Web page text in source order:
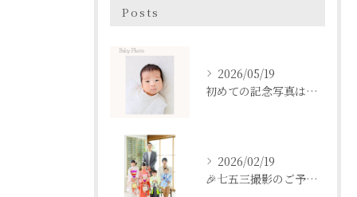
Posts
2026/05/19
初めての記念写真はは、DEAR STUDIOで。
2026/02/19
🎉七五三撮影のご予約をご検討中の方へ🎉